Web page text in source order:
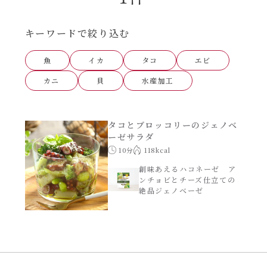
時短（調理時間10分以下）
お弁当
お祝い
おつまみ/おやつ
主菜
あえるハコネーゼナポリタン
あえるハコネーゼジェノベーゼ
あえるハコネーゼペペロンチーノ
シャンタンシリーズ
シャンタン粉末
創味のつゆあまくち
キーワードで絞り込む
魚 イカ タコ
エビ
カニ
貝 水産加工
タコとブロッコリーのジェノベ
ーゼサラダ
10分 118kcal
創味あえるハコネーゼ ア
ンチョビとチーズ仕立ての
絶品ジェノベーゼ